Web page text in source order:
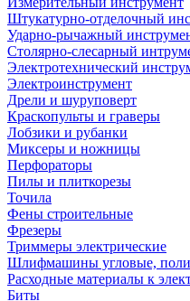
Штукатурно-отделочный
Ударно-рычажный
Столярно-слесарный
Электротехнический
Электроинструмент
Дрели и шуруповерт
Краскопульты и граверы
Лобзики и рубанки
Миксеры и ножницы
Перфораторы
Пилы и плиткорезы
Точила
Фены строительные
Фрезеры
Триммеры электрические
Шлифмашины угловые,
Расходные материалы к
Биты